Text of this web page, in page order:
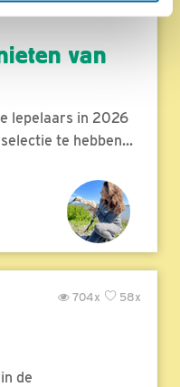
van
lepelaars in 2026
te hebben...
58x
704x
de